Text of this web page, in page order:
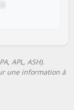
0
APL, ASH).
une information à